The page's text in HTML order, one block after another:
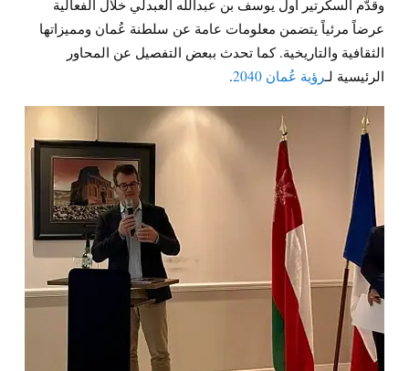
وقدّم السكرتير أول يوسف بن عبدالله العبدلي خلال الفعالية
عرضاً مرئياً يتضمن معلومات عامة عن سلطنة عُمان ومميزاتها
الثقافية والتاريخية. كما تحدث ببعض التفصيل عن المحاور
الرئيسية لـرؤية عُمان 2040 .